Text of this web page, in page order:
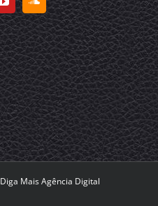
Diga Mais Agência Digital